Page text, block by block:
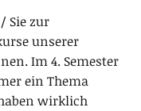
Sie zur
unserer
Im 4. Semester
ein Thema
wirklich